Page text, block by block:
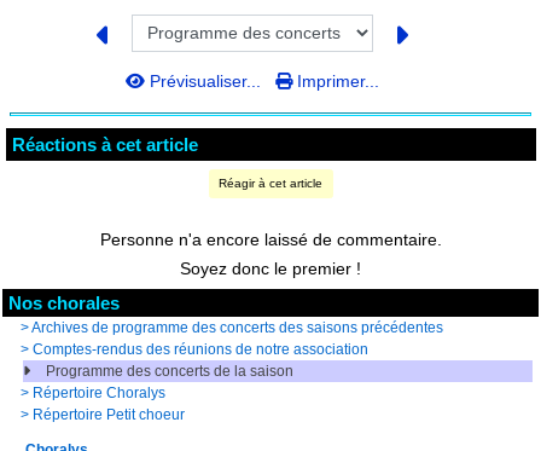
Nos chorales
>Archives de programme des concerts des saisons précédentes
> Comptes-rendus des réunions de notre association
Programme des concerts de la saison
> Répertoire Choralys
> Répertoire Petit choeur
Prévisualiser... Imprimer...
Réactions à cet article
Réagir à cet article
Personne n'a encore laissé de commentaire.
Soyez donc le premier !